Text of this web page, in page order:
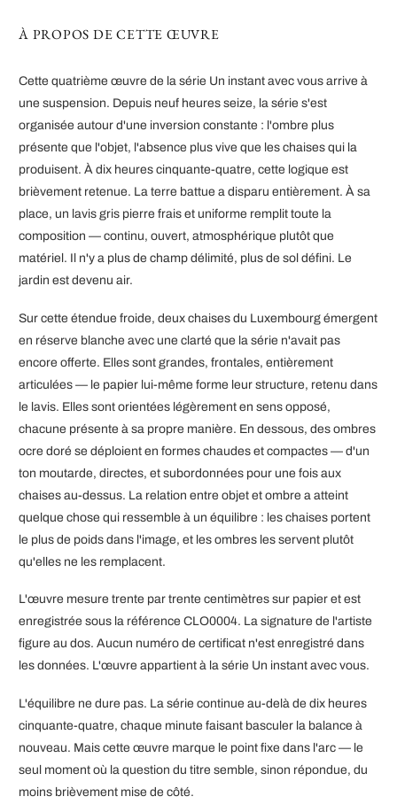
À PROPOS DE CETTE ŒUVRE
Cette quatrième œuvre de la série Un instant avec vous arrive à
une suspension. Depuis neuf heures seize, la série s'est
organisée autour d'une inversion constante : l'ombre plus
présente que l'objet, l'absence plus vive que les chaises qui la
produisent. À dix heures cinquante-quatre, cette logique est
brièvement retenue. La terre battue a disparu entièrement. À sa
place, un lavis gris pierre frais et uniforme remplit toute la
composition — continu, ouvert, atmosphérique plutôt que
matériel. Il n'y a plus de champ délimité, plus de sol défini. Le
jardin est devenu air.
Sur cette étendue froide, deux chaises du Luxembourg émergent
en réserve blanche avec une clarté que la série n'avait pas
encore offerte. Elles sont grandes, frontales, entièrement
articulées — le papier lui-même forme leur structure, retenu dans
le lavis. Elles sont orientées légèrement en sens opposé,
chacune présente à sa propre manière. En dessous, des ombres
ocre doré se déploient en formes chaudes et compactes — d'un
ton moutarde, directes, et subordonnées pour une fois aux
chaises au-dessus. La relation entre objet et ombre a atteint
quelque chose qui ressemble à un équilibre : les chaises portent
le plus de poids dans l'image, et les ombres les servent plutôt
qu'elles ne les remplacent.
L'œuvre mesure trente par trente centimètres sur papier et est
enregistrée sous la référence CLO0004. La signature de l'artiste
figure au dos. Aucun numéro de certificat n'est enregistré dans
les données. L'œuvre appartient à la série Un instant avec vous.
L'équilibre ne dure pas. La série continue au-delà de dix heures
cinquante-quatre, chaque minute faisant basculer la balance à
nouveau. Mais cette œuvre marque le point fixe dans l'arc — le
seul moment où la question du titre semble, sinon répondue, du
moins brièvement mise de côté.